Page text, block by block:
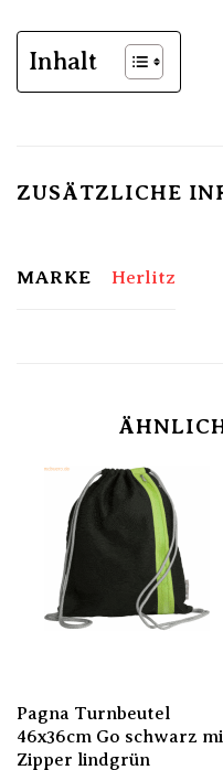
Inhalt
ZUSÄTZLICHE
MARKE Herlitz
Pagna Turnbeutel
46x36cm Go schwarz
Zipper lindgrün